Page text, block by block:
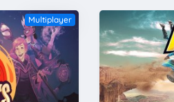
Multiplayer